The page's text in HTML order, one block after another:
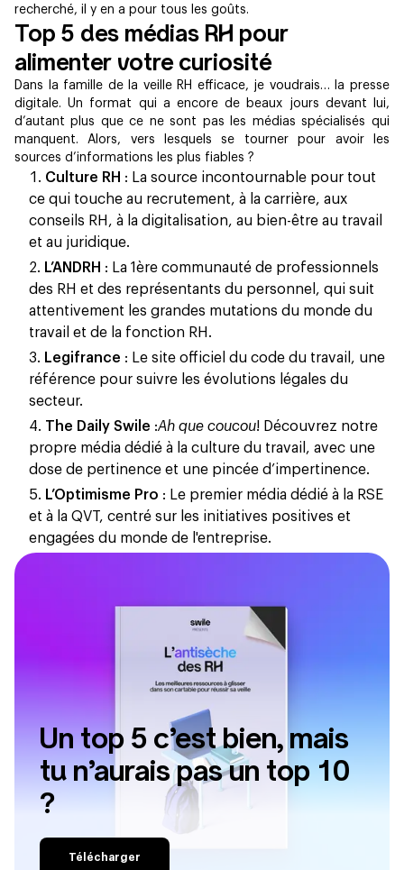
recherché, il y en a pour tous les goûts.
Top 5 des médias RH pour
alimenter votre curiosité
Dans la famille de la veille RH efficace, je voudrais… la presse
digitale. Un format qui a encore de beaux jours devant lui,
d’autant plus que ce ne sont pas les médias spécialisés qui
manquent. Alors, vers lesquels se tourner pour avoir les
sources d’informations les plus fiables ?
Culture RH : La source incontournable pour tout
ce qui touche au recrutement, à la carrière, aux
conseils RH, à la digitalisation, au bien-être au travail
et au juridique.
L’ANDRH : La 1ère communauté de professionnels
des RH et des représentants du personnel, qui suit
attentivement les grandes mutations du monde du
travail et de la fonction RH.
Legifrance : Le site officiel du code du travail, une
référence pour suivre les évolutions légales du
secteur.
The Daily Swile :Ah que coucou! Découvrez notre
propre média dédié à la culture du travail, avec une
dose de pertinence et une pincée d’impertinence.
L’Optimisme Pro : Le premier média dédié à la RSE
et à la QVT, centré sur les initiatives positives et
engagées du monde de l'entreprise.
Un top 5 c’est bien, mais
tu n’aurais pas un top 10
?
Télécharger